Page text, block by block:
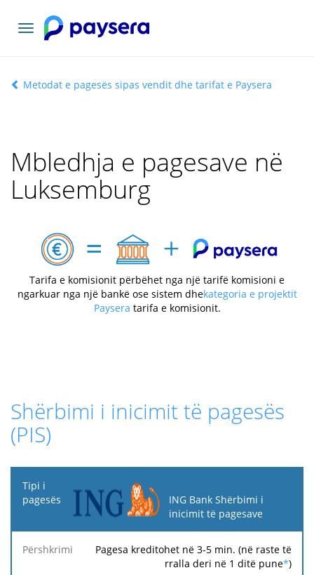
Lundrimi
toggle
Metodat e pagesës sipas vendit dhe tarifat e Paysera
Mbledhja e pagesave në
Luksemburg
Tarifa e komisionit përbëhet nga një tarifë komisioni e
ngarkuar nga një bankë ose sistem dhekategoria e projektit
Paysera tarifa e komisionit.
Shërbimi i inicimit të pagesës
(PIS)
Tipi i
pagesës
Tarifë
minimale
Tarifë
maksimale
ING Bank Shërbimi i
inicimit të pagesave
Pagesa kreditohet në 3-5 min. (në raste të
rralla deri në 1 ditë pune*)